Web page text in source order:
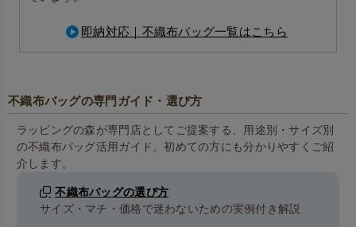
即納対応｜不織布バッグ一覧はこちら
不織布バッグの専門ガイド・選び方
ラッピングの森が専門店としてご提案する、用途別・サイズ別
の不織布バッグ活用ガイド。初めての方にも分かりやすくご紹
介します。
不織布バッグの選び方
サイズ・マチ・価格で迷わないための実例付き解説